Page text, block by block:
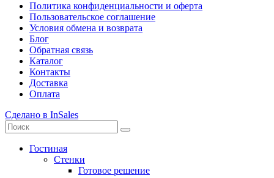
Политика конфиденциальности и оферта
Пользовательское соглашение
Условия обмена и возврата
Блог
Обратная связь
Каталог
Контакты
Доставка
Оплата
Сделано в InSales
Гостиная
Стенки
Готовое решение